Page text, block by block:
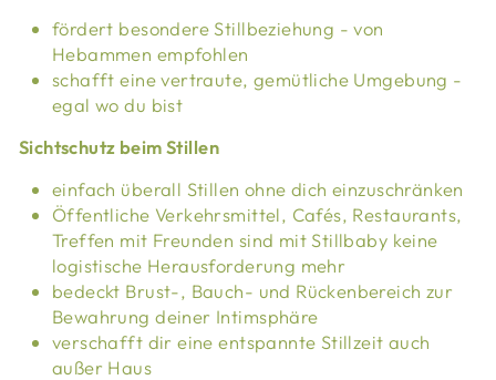
fördert besondere Stillbeziehung - von
Hebammen empfohlen
schafft eine vertraute, gemütliche Umgebung -
egal wo du bist
Sichtschutz beim Stillen
einfach überall Stillen ohne dich einzuschränken
Öffentliche Verkehrsmittel, Cafés, Restaurants,
Treffen mit Freunden sind mit Stillbaby keine
logistische Herausforderung mehr
bedeckt Brust-, Bauch- und Rückenbereich zur
Bewahrung deiner Intimsphäre
verschafft dir eine entspannte Stillzeit auch
außer Haus